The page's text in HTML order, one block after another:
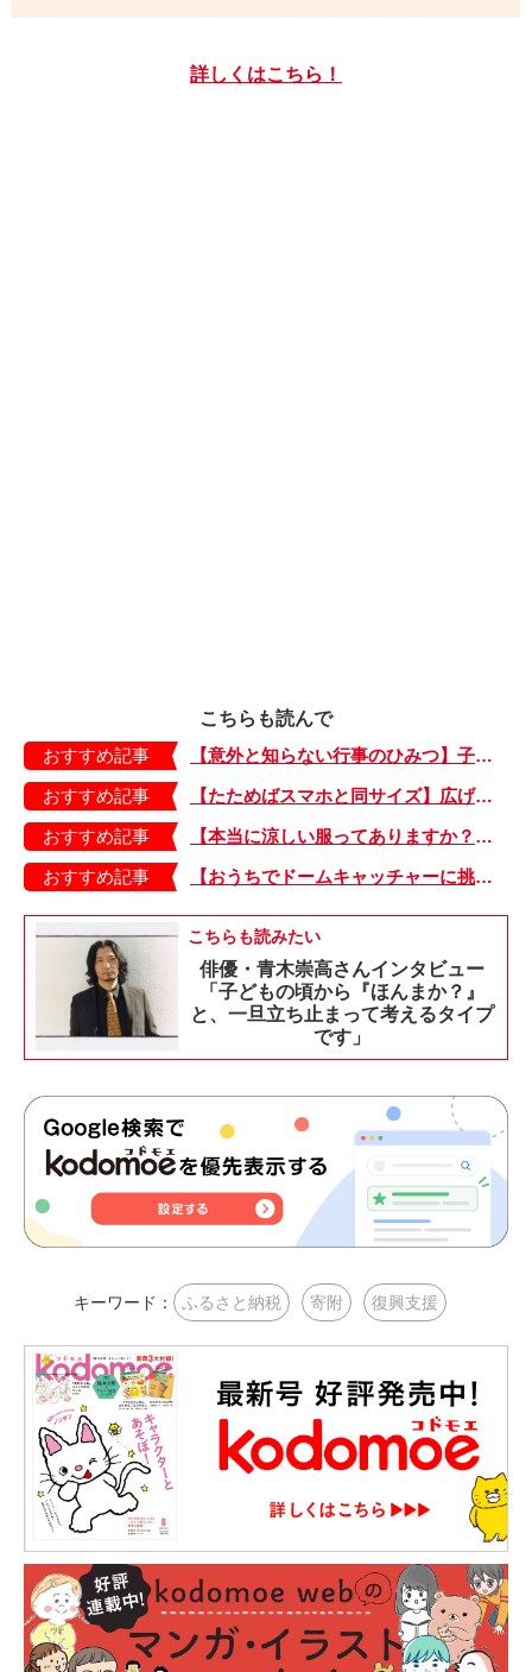
詳しくはこちら！
こちらも読んで
おすすめ記事
【意外と知らない行事のひみつ】子どもにはどう伝える？「お盆」って何だろう？
おすすめ記事
【たためばスマホと同サイズ】広げるとビビッドでジューシーな柄が目を引くコンパクトな「扇子」
おすすめ記事
【本当に涼しい服ってありますか？】夏素材の代表「リネン」で夏らしいおしゃれを♪「ワンピース」「パンツ」「スカート」「シャツ」の気になるアイテムはコレ！
おすすめ記事
【おうちでドームキャッチャーに挑戦だ】アンパンマン わくわくドームキャッチャー
こちらも読みたい
俳優・青木崇高さんインタビュー
「子どもの頃から『ほんまか？』
と、一旦立ち止まって考えるタイプ
です」
キーワード： ふるさと納税 寄附 復興支援